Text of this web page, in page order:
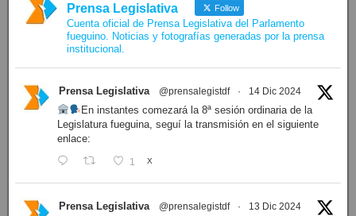
Prensa Legislativa Follow
Cuenta oficial de Prensa Legislativa del Parlamento
fueguino. Noticias y fotografías generadas por la prensa
institucional.
Prensa Legislativa @prensalegistdf · 14 Dic 2024
En instantes comezará la 8ª sesión ordinaria de la
Legislatura fueguina, seguí la transmisión en el siguiente
enlace:
1 X
Prensa Legislativa @prensalegistdf · 13 Dic 2024